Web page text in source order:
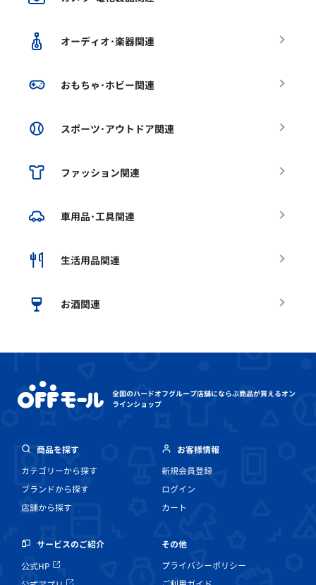
オーディオ･楽器関連
おもちゃ･ホビー関連
スポーツ･アウトドア関連
ファッション関連
車用品･工具関連
生活用品関連
お酒関連
全国のハードオフグループ店舗にならぶ商品が買えるオン
ラインショップ
商品を探す
カテゴリーから探す
ブランドから探す
店舗から探す
お客様情報
新規会員登録
ログイン
カート
サービスのご紹介
公式HP
その他
プライバシーポリシー